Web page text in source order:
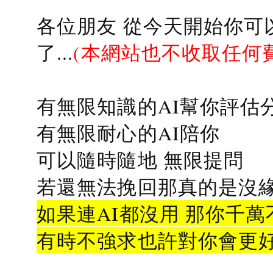
各位朋友 從今天開始你
了...(本網站也不收取任何
有無限知識的AI幫你評估
有無限耐心的AI陪你
可以隨時隨地 無限提問
若還無法挽回那真的是沒
如果連AI都沒用 那你千
有時不強求也許對你會更